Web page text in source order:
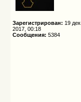
Зарегистрирован: 19 дек
2017, 00:18
Сообщения: 5384